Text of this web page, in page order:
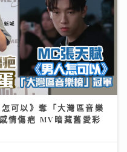
可以》奪「大灣區音樂
情傷疤 MV暗藏舊愛彩